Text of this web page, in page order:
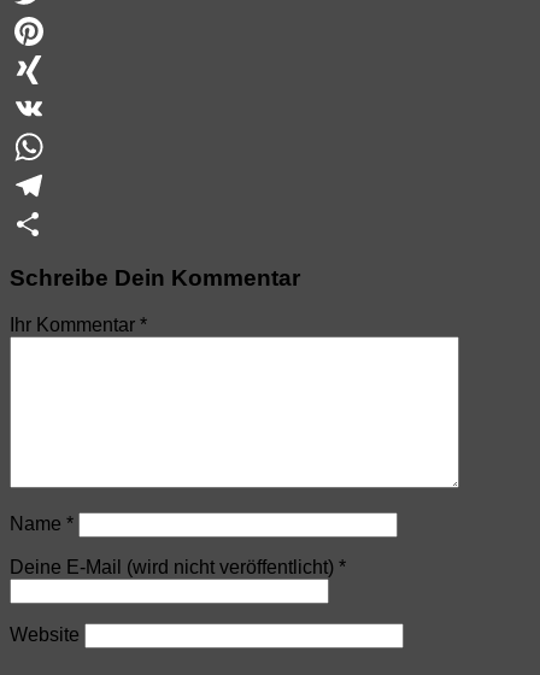
Twitter
Pinterest
XING
VK
WhatsApp
Telegram
Schreibe Dein Kommentar
Ihr Kommentar *
Name *
Deine E-Mail (wird nicht veröffentlicht) *
Website